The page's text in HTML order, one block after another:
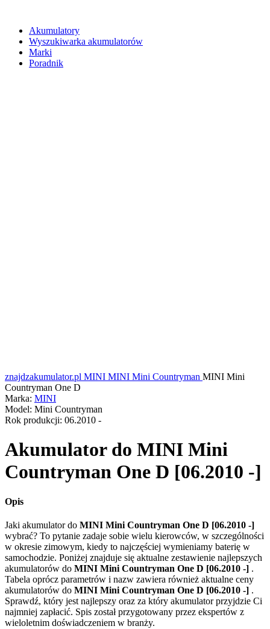
Akumulatory
Wyszukiwarka akumulatorów
Marki
Poradnik
znajdzakumulator.pl MINI MINI Mini Countryman MINI Mini
Countryman One D
Marka: MINI
Model: Mini Countryman
Rok produkcji: 06.2010 -
Akumulator do MINI Mini
Countryman One D [06.2010 -]
Opis
Jaki akumulator do MINI Mini Countryman One D [06.2010 -]
wybrać? To pytanie zadaje sobie wielu kierowców, w szczególności
w okresie zimowym, kiedy to najczęściej wymieniamy baterię w
samochodzie. Poniżej znajduje się aktualne zestawienie najlepszych
akumulatorów do MINI Mini Countryman One D [06.2010 -] .
Tabela oprócz parametrów i nazw zawiera również aktualne ceny
akumulatorów do MINI Mini Countryman One D [06.2010 -] .
Sprawdź, który jest najlepszy oraz za który akumulator przyjdzie Ci
najmniej zapłacić. Spis został przygotowany przez ekspertów z
wieloletnim doświadczeniem w branży.